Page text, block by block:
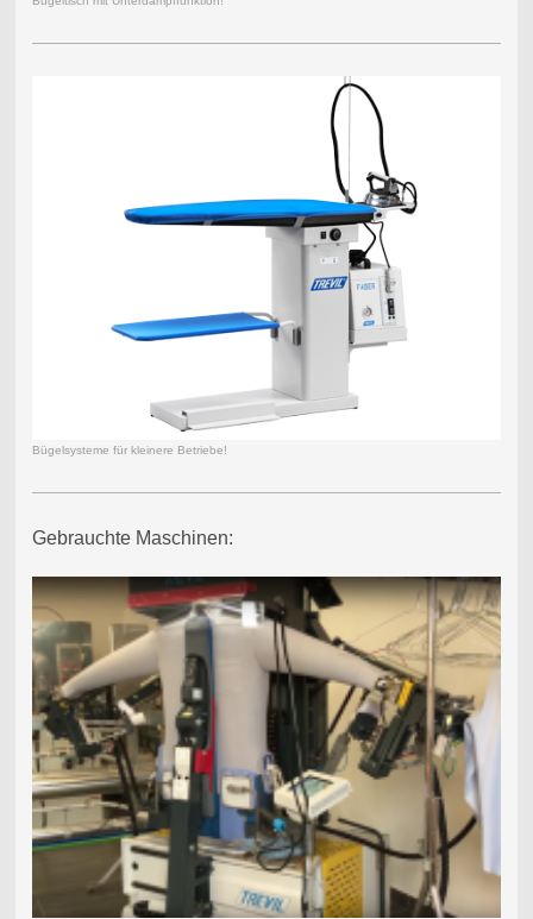
Bügelsysteme für kleinere Betriebe!
Gebrauchte Maschinen: